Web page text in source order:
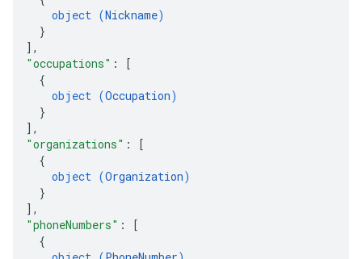
object (Nickname)
}
] ,
"occupations" :
[
{
object (Occupation)
}
] ,
"organizations" :
[
{
object (Organization)
}
] ,
"phoneNumbers" :
[
{